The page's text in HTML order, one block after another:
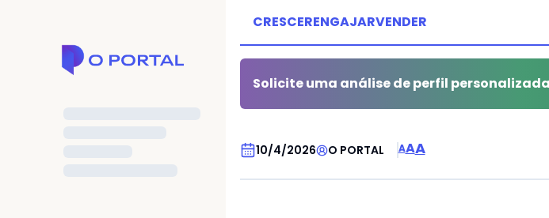
CRESCERENGAJARVENDER
Solicite uma análise de perfil
10/4/2026 O PORTAL
SEM CATEGORIA AAA